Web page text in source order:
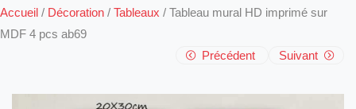
Accueil / Décoration / Tableaux / Tableau mural HD imprimé sur
MDF 4 pcs ab69
Précédent
Suivant